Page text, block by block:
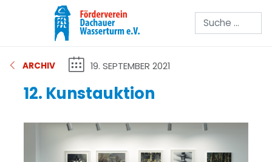
Suchen
ARCHIV 19. SEPTEMBER 2021
12. Kunstauktion